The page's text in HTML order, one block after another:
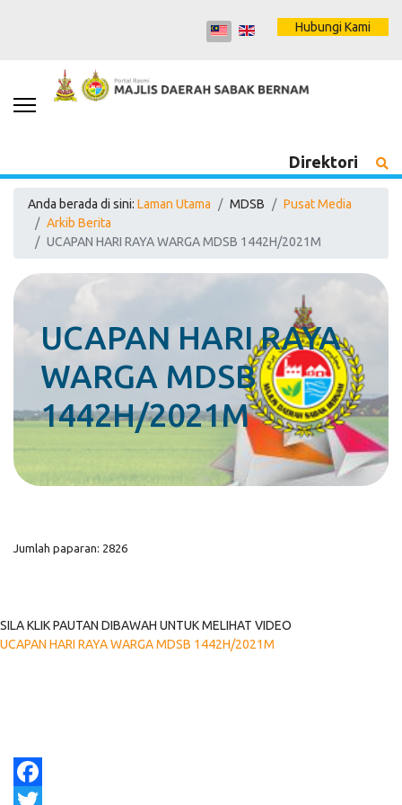
Hubungi Kami
Direktori
Anda berada di sini: Laman Utama MDSB
Pusat Media
Arkib Berita
UCAPAN HARI RAYA WARGA MDSB 1442H/2021M
UCAPAN HARI RAYA
WARGA MDSB
1442H/2021M
Jumlah paparan: 2826
SILA KLIK PAUTAN DIBAWAH UNTUK MELIHAT VIDEO
UCAPAN HARI RAYA WARGA MDSB 1442H/2021M
Facebook